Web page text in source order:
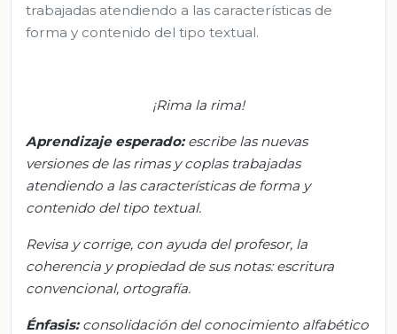
trabajadas atendiendo a las características de
forma y contenido del tipo textual.
¡Rima la rima!
Aprendizaje esperado:escribe las nuevas
versiones de las rimas y coplas trabajadas
atendiendo a las características de forma y
contenido del tipo textual.
Revisa y corrige, con ayuda del profesor, la
coherencia y propiedad de sus notas: escritura
convencional, ortografía.
Énfasis: consolidación del conocimiento alfabético